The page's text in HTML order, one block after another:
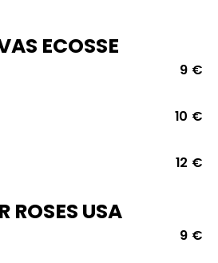
ECOSSE
9 €
10 €
12 €
ROSES USA
9 €